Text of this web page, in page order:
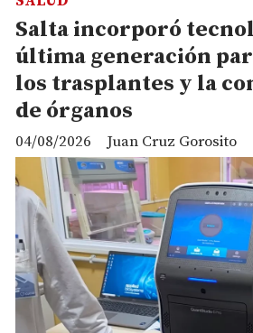
Salta incorporó
última generación
los trasplantes y la
de órganos
Juan Cruz Gorosito
04/08/2026